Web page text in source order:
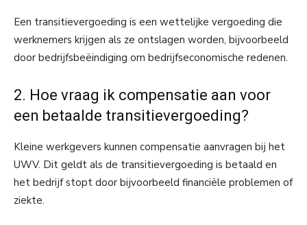
Een transitievergoeding is een wettelijke vergoeding die
werknemers krijgen als ze ontslagen worden, bijvoorbeeld
door bedrijfsbeëindiging om bedrijfseconomische redenen.
2. Hoe vraag ik compensatie aan voor
een betaalde transitievergoeding?
Kleine werkgevers kunnen compensatie aanvragen bij het
UWV. Dit geldt als de transitievergoeding is betaald en
het bedrijf stopt door bijvoorbeeld financiële problemen of
ziekte.